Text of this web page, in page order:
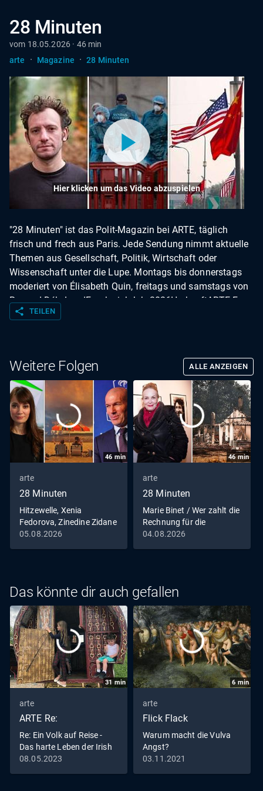
28 Minuten
vom 18.05.2026 · 46 min
arte
· Magazine · 28 Minuten
Hier klicken um das Video abzuspielen
"28 Minuten" ist das Polit-Magazin bei ARTE, täglich
frisch und frech aus Paris. Jede Sendung nimmt aktuelle
Themen aus Gesellschaft, Politik, Wirtschaft oder
Wissenschaft unter die Lupe. Montags bis donnerstags
moderiert von Élisabeth Quin, freitags und samstags von
Renaud Dély.LandFrankreichJahr2026HerkunftARTE F
share TEILEN
Weitere Folgen ALLE ANZEIGEN
46 min
arte
28 Minuten
Hitzewelle, Xenia
Fedorova, Zinedine Zidane
(31.07.2026)
05.08.2026
46min
arte
28 Minuten
Marie Binet / Wer zahlt die
Rechnung für die
Megabrände?
04.08.2026
Das könnte dir auch gefallen
31 min
arte
ARTE Re:
Re: Ein Volk auf Reise -
Das harte Leben der Irish
Traveller
08.05.2023
6 min
arte
Flick Flack
Warum macht die Vulva
Angst?
03.11.2021